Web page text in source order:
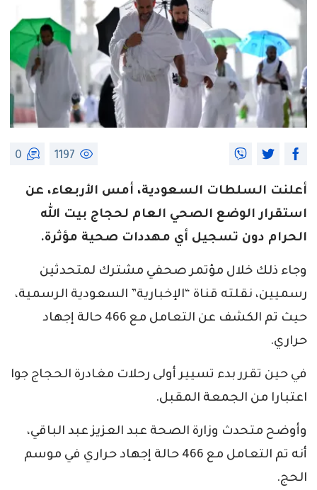
1197
0
أعلنت السلطات السعودية، أمس الأربعاء، عن
استقرار الوضع الصحي العام لحجاج بيت الله
الحرام دون تسجيل أي مهددات صحية مؤثرة.
وجاء ذلك خلال مؤتمر صحفي مشترك لمتحدثين
رسميين، نقلته قناة “الإخبارية” السعودية الرسمية،
حيث تم الكشف عن التعامل مع 466 حالة إجهاد
حراري.
في حين تقرر بدء تسيير أولى رحلات مغادرة الحجاج جوا
اعتبارا من الجمعة المقبل.
وأوضح متحدث وزارة الصحة عبد العزيز عبد الباقي،
أنه تم التعامل مع 466 حالة إجهاد حراري في موسم
الحج.